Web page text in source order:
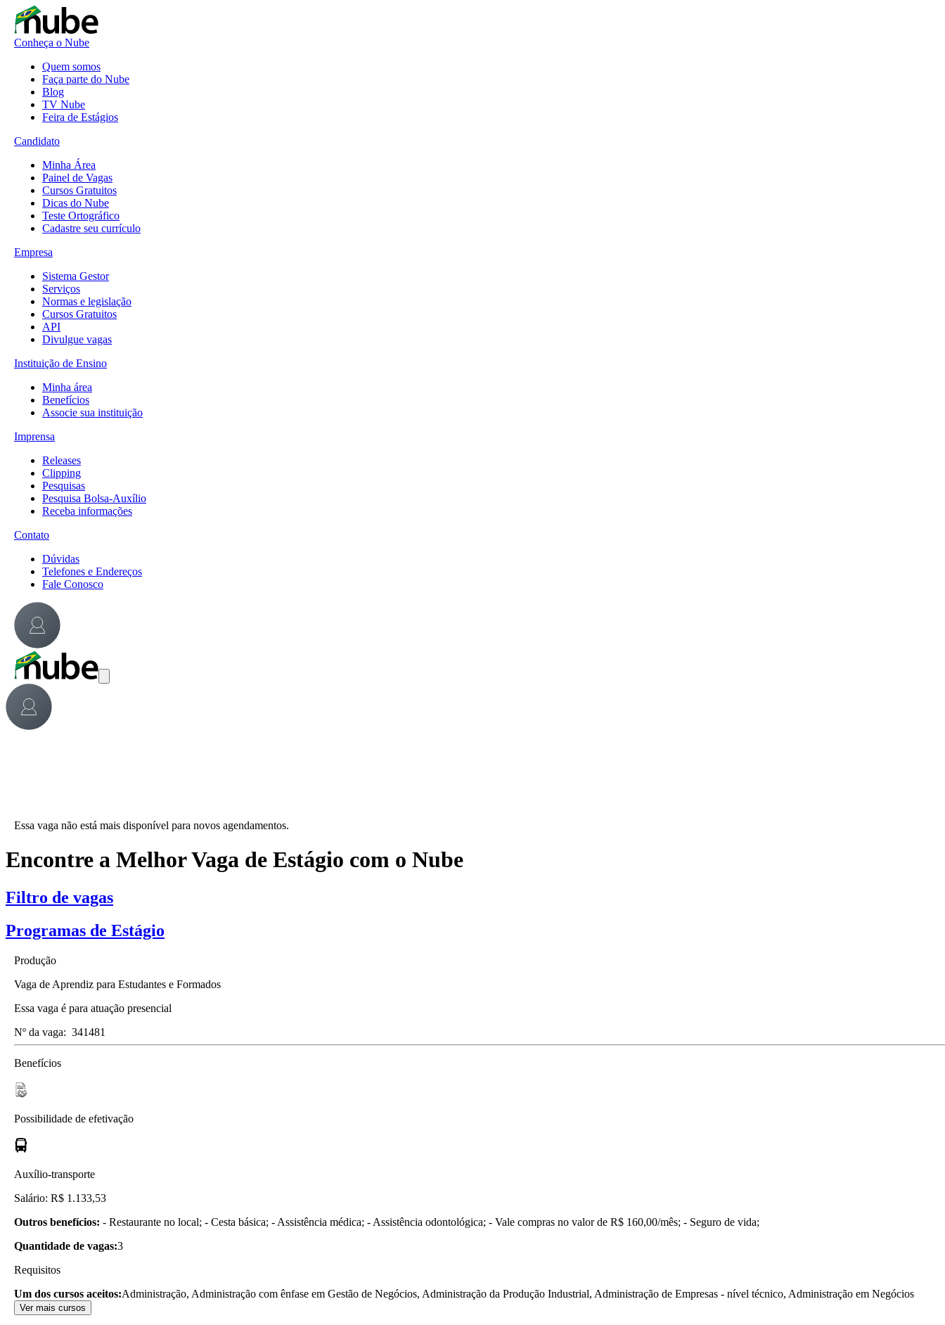
Conheça o Nube
Quem somos
Faça parte do Nube
Blog
TV Nube
Feira de Estágios
Candidato
Minha Área
Painel de Vagas
Cursos Gratuitos
Dicas do Nube
Teste Ortográfico
Cadastre seu currículo
Empresa
Sistema Gestor
Serviços
Normas e legislação
Cursos Gratuitos
API
Divulgue vagas
Instituição de Ensino
Minha área
Benefícios
Associe sua instituição
Imprensa
Releases
Clipping
Pesquisas
Pesquisa Bolsa-Auxílio
Receba informações
Contato
Dúvidas
Telefones e Endereços
Fale Conosco
Essa vaga não está mais disponível para novos agendamentos.
Encontre a Melhor Vaga de Estágio com o Nube
Filtro de vagas
Programas de Estágio
Produção
Vaga de Aprendiz para Estudantes e Formados
Essa vaga é para atuação presencial
Nº da vaga: 341481
Benefícios
Possibilidade de efetivação
Auxílio-transporte
Salário: R$ 1.133,53
Outros benefícios: - Restaurante no local; - Cesta básica; - Assistência médica; - Assistência odontológica; - Vale compras no valor de R$ 160,00/mês; - Seguro de vida;
Quantidade de vagas:3
Requisitos
Um dos cursos aceitos:Administração, Administração com ênfase em Gestão de Negócios, Administração da Produção Industrial, Administração de Empresas - nível técnico, Administração em Negócios
Ver mais cursos